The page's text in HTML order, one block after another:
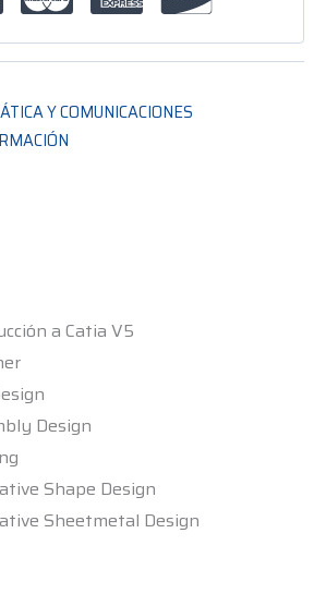
Y COMUNICACIONES
a Catia V5
Design
Shape Design
Sheetmetal Design